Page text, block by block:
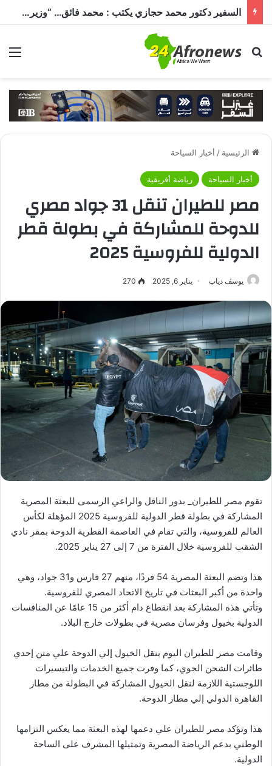
السفير دكتور محمد حجازي يكتب : محمد فائق… “وزير إفريقيا” الذي حمل رسالة القاهرة إلى القارة السمراء
بحث عن
الرئيسية / أخبار السياحة
أخبار السياحة رياضة أفريقية
مصر للطيران تنقل 31 جواد مصري
للدوحة للمشاركة في بطولة قطر
الدولية للفروسية 2025
يوسف دياب يناير 6, 2025 270
تقوم مصر للطيران_ بدور الناقل والراعي الرسمى للبعثة المصرية
المشاركة في بطولة قطر الدولية للفروسية 2025 المؤهلة لكأس
العالم للفروسية، والتي تقام في العاصمة القطرية الدوحة بمقر نادي
الشقب للفروسية خلال الفترة من 7 إلى 27 يناير 2025.
هذا وتضم البعثة المصرية 54 فردًا، منهم 27 فارس و31 جواد، وهي
واحدة من أكبر البعثات في تاريخ الاتحاد المصري للفروسية.
وتأتي هذه المشاركة بعد انقطاع دام أكثر من 15 عامًا عن المنافسات
الدولية بخيول وفرسان مصرية في بطولات خارج البلاد.
وقامت مصر للطيران اليوم بنقل الخيول إلي الدوحة علي متن إحدي
طائرات الشحن الجوي، كما وفرت جميع الخدمات والتيسيرات
اللوجستية اللازمة لنقل الخيول المشاركة في البطولة من مطار
القاهرة الدولي إلي مطار الدوحة.
هذا وتؤكد مصر للطيران علي دعمها لهذه البعثة مما يعكس التزامها
الوطني بدعم الرياضة المصرية وتمثيلها المشرف على الساحة
الدولية.